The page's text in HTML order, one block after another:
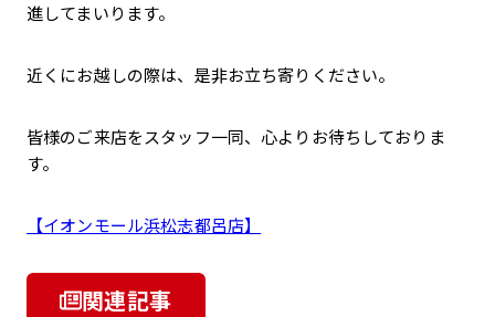
進してまいります。
近くにお越しの際は、是非お立ち寄りください。
皆様のご来店をスタッフ一同、心よりお待ちしておりま
す。
【イオンモール浜松志都呂店】
関連記事